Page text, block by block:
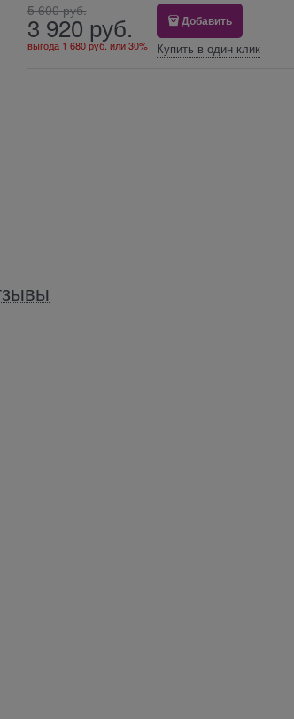
5 600 руб.
3 920 руб.
выгода 1 680 руб.или30%
Добавить
Купить в один клик